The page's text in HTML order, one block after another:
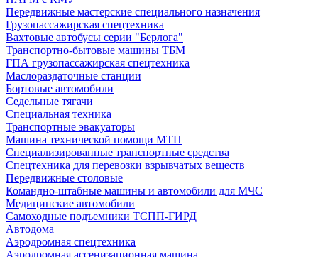
Передвижные мастерские специального назначения
Грузопассажирская спецтехника
Вахтовые автобусы серии "Берлога"
Транспортно-бытовые машины ТБМ
ГПА грузопассажирская спецтехника
Маслораздаточные станции
Бортовые автомобили
Седельные тягачи
Специальная техника
Транспортные эвакуаторы
Машина технической помощи МТП
Специализированные транспортные средства
Спецтехника для перевозки взрывчатых веществ
Передвижные столовые
Командно-штабные машины и автомобили для МЧС
Медицинские автомобили
Самоходные подъемники ТСПП-ГИРД
Автодома
Аэродромная спецтехника
Аэродромная ассенизационная машина